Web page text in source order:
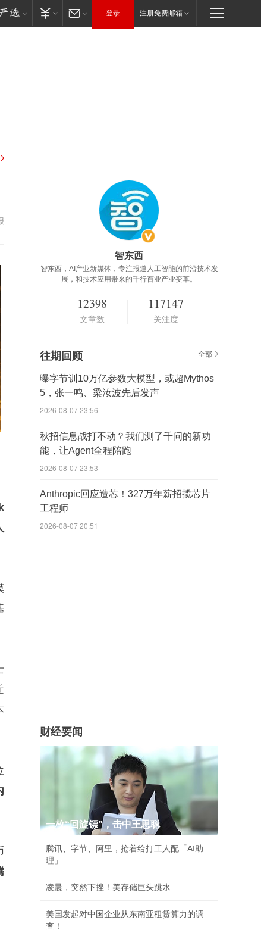
登录 注册免费邮箱
智东西
智东西，AI产业新媒体，专注报道人工智能的前沿技术发
展，和技术应用带来的千行百业产业变革。
12398
文章数
117147
关注度
往期回顾 全部
曝字节训10万亿参数大模型，或超Mythos
5，张一鸣、梁汝波先后发声
2026-08-07 23:56
秋招信息战打不动？我们测了千问的新功
能，让Agent全程陪跑
2026-08-07 23:53
Anthropic回应造芯！327万年薪招揽芯片
工程师
2026-08-07 20:51
财经要闻
一枚“回旋镖”，击中王思聪
腾讯、字节、阿里，抢着给打工人配「AI助
理」
凌晨，突然下挫！美存储巨头跳水
美国发起对中国企业从东南亚租赁算力的调
查！